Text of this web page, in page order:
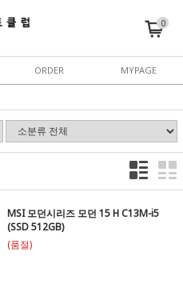
0
ORDER MYPAGE
MSI 모던시리즈 모던 15 H C13M-i5
(SSD 512GB)
(품절)